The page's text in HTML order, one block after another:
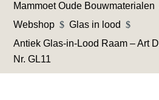
Mammoet Oude Bouwmaterialen
Webshop $ Glas in lood
$
Antiek Glas-in-Lood Raam – Art
Nr. GL11